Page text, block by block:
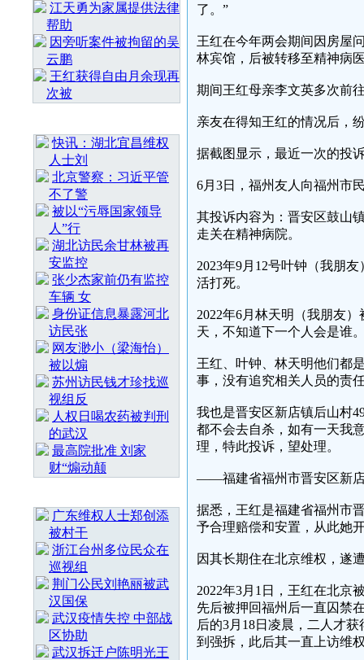
江天勇为家属提供法律
帮助
因旁听案件被拘留的吴
云鹏
王红获得自由月余现再
次被
快讯：湖北宜昌维权
人士刘
北京警察：习近平管
不了警
被以“污辱国家领导
人”行
湖北访民余甘林被再
安监控
张少杰家前仍有监控
车辆 女
身份证信息暴露河北
访民张
网友渺小（梁海怡）
被以煽
苏州访民钱才珍找巡
视组反
人权日喝农药被判刑
的武汉
最高院批准 刘家
财“煽动颠
广东维权人士郑创添
被村干
浙江台州多位民众在
巡视组
荆门公民刘艳丽被武
汉国保
武汉疫情失控 中部战
区协助
武汉拆迁户陈明光王
了。”
王红在今年两会期间因房屋
林宾馆，后被转移至精神病
期间王红母亲李文英多次前
亲友在得知王红的情况后，
据截图显示，最近一次的投
6月3日，福州友人向福州市
其投诉内容为：晋安区鼓山
走关在精神病院。
2023年9月12号叶钟（我朋
活打死。
2022年6月林天明（我朋友
天，不知道下一个人会是谁
王红、叶钟、林天明他们都
事，没有追究相关人员的责
我也是晋安区新店镇后山村
都不会去自杀，如有一天我
理，特此投诉，望处理。
——福建省福州市晋安区新
据悉，王红是福建省福州市
予合理赔偿和安置，从此她
因其长期住在北京维权，遂
2022年3月1日，王红在北京
先后被押回福州后一直囚禁
后的3月18日凌晨，二人才
到强拆，此后其一直上访维